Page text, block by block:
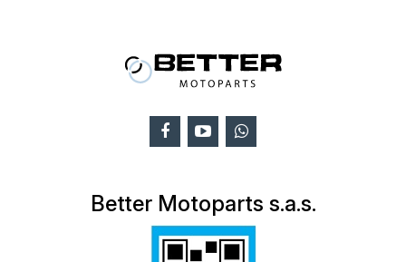
Better Motoparts s.a.s.